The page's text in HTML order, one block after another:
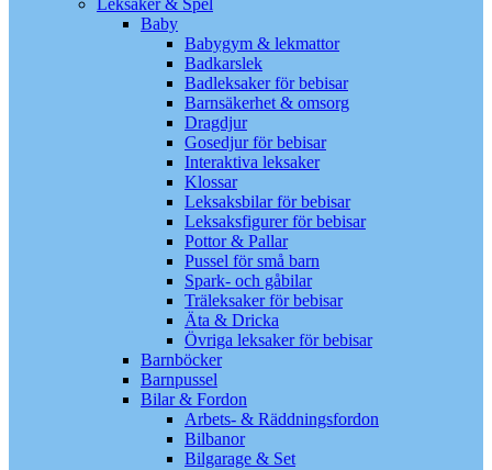
Leksaker & Spel
Baby
Babygym & lekmattor
Badkarslek
Badleksaker för bebisar
Barnsäkerhet & omsorg
Dragdjur
Gosedjur för bebisar
Interaktiva leksaker
Klossar
Leksaksbilar för bebisar
Leksaksfigurer för bebisar
Pottor & Pallar
Pussel för små barn
Spark- och gåbilar
Träleksaker för bebisar
Äta & Dricka
Övriga leksaker för bebisar
Barnböcker
Barnpussel
Bilar & Fordon
Arbets- & Räddningsfordon
Bilbanor
Bilgarage & Set